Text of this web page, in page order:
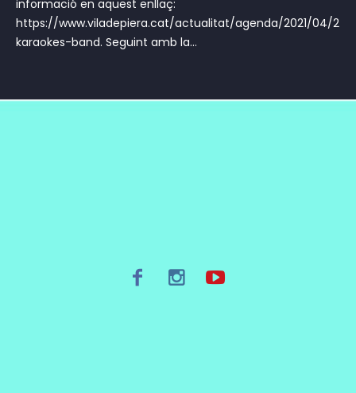
informació en aquest enllaç:
https://www.viladepiera.cat/actualitat/agenda/2021/04/
karaokes-band. Seguint amb la...